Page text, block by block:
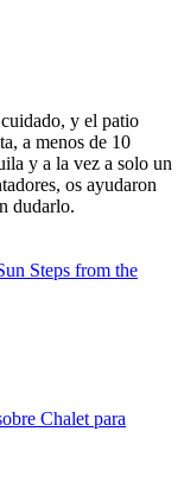
y el patio
a menos de 10
y a la vez a solo un
os ayudaron
dudarlo.
Steps from the
Chalet para